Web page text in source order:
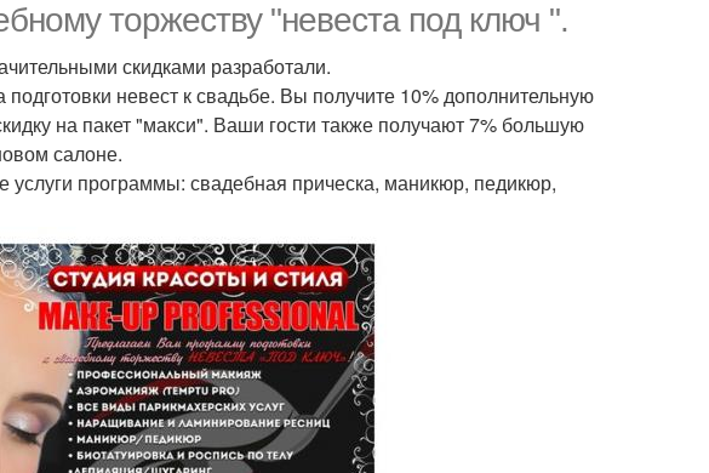
торжеству "невеста под ключ ".
скидками разработали.
невест к свадьбе. Вы получите 10% дополнительную
на пакет "макси". Ваши гости также получают 7% большую
салоне.
услуги программы: свадебная прическа, маникюр, педикюр,